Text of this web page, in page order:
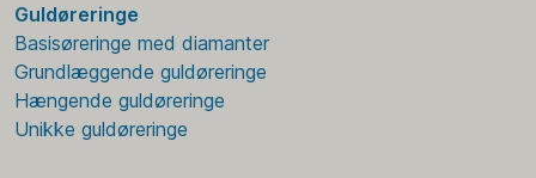
Guldøreringe
Basisøreringe med diamanter
Grundlæggende guldøreringe
Hængende guldøreringe
Unikke guldøreringe